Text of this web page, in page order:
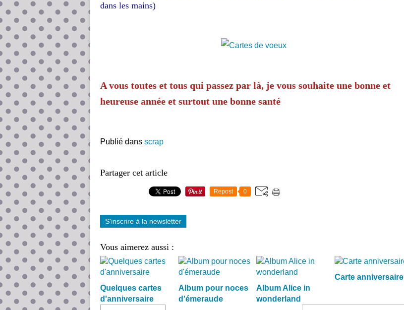
dans les mains)
A vous toutes et tous qui passez par là, je vous souhaite une bonne et
heureuse année et surtout une bonne santé
Publié dans scrap
Partager cet article
Repost 0
S'inscrire à la newsletter
Vous aimerez aussi :
Quelques cartes
d'anniversaire
Album pour noces
d'émeraude
Album Alice in
wonderland
Carte anniversaire